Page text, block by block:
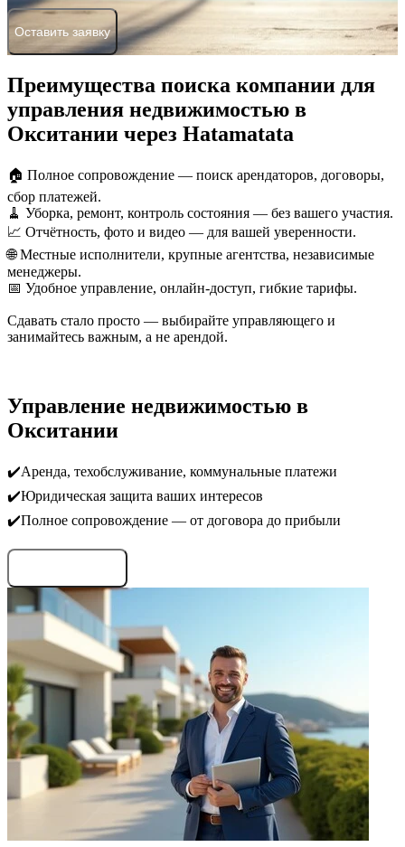
Оставить заявку
Преимущества поиска компании для
управления недвижимостью в
Окситании через Hatamatata
🏠 Полное сопровождение — поиск арендаторов, договоры,
сбор платежей.
🧹 Уборка, ремонт, контроль состояния — без вашего участия.
📈 Отчётность, фото и видео — для вашей уверенности.
🌐 Местные исполнители, крупные агентства, независимые
менеджеры.
📅 Удобное управление, онлайн-доступ, гибкие тарифы.
Сдавать стало просто — выбирайте управляющего и
занимайтесь важным, а не арендой.
Управление недвижимостью в
Окситании
✔️Аренда, техобслуживание, коммунальные платежи
✔️Юридическая защита ваших интересов
✔️Полное сопровождение — от договора до прибыли